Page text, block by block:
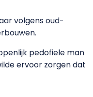
volgens oud-
pedofiele man
ervoor zorgen dat